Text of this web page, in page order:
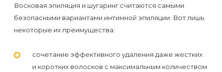
событием
Противопоказания
эпиляции
Восковая эпиляция и шугаринг считаются самыми
безопасными вариантами интимной эпиляции. Вот лишь
некоторые их преимущества:
сочетание эффективного удаления даже жестких
и коротких волосков с максимальным количеством